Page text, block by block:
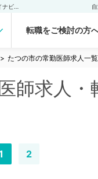
転職をご検討の方
たつの市の常勤医師求人一覧
師求人・
2